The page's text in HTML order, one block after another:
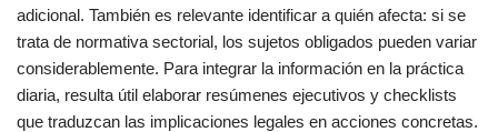
adicional. También es relevante identificar a quién afecta: si se
trata de normativa sectorial, los sujetos obligados pueden variar
considerablemente. Para integrar la información en la práctica
diaria, resulta útil elaborar resúmenes ejecutivos y checklists
que traduzcan las implicaciones legales en acciones concretas.